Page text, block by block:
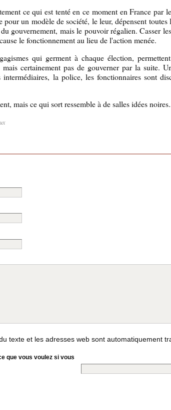
ce qui est tenté en ce moment en France par
un modèle de société, le leur, dépensent toutes
gouvernement, mais le pouvoir régalien. Casser
le fonctionnement au lieu de l'action menée.
qui germent à chaque élection,
certainement pas de gouverner par la suite.
la police, les fonctionnaires sont
mais ce qui sort ressemble à de salles idées
texte et les adresses web sont automatiquement
que vous voulez si vous